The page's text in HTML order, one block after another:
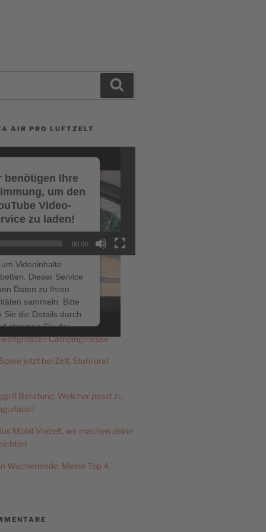
AIR PRO LUFTZELT
benötigen Ihre
um den
Video-
zu laden!
um Videoinhalte
Dieser Service
Daten zu Ihren
sammeln. Bitte
Sie die Details durch
stimmen Sie der
des Service zu, um
Akzeptieren
Usercentrics
Management
&eRecht24
00:00
2026: Zeldi.de – dein
Campingmesse
jetzt bei Zelt, Stuhl und
Beratung: Welcher passt zu
Mobil-Vorzelt, wir machen deine
Wochenende: Meine Top 4